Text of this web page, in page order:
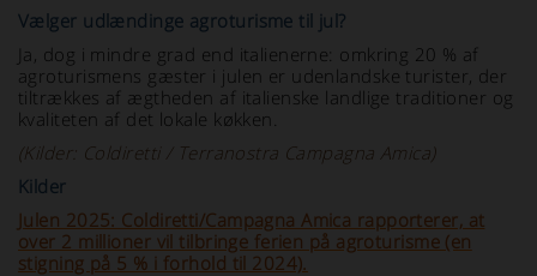
Vælger udlændinge agroturisme til jul?
Ja, dog i mindre grad end italienerne: omkring 20 % af
agroturismens gæster i julen er udenlandske turister, der
tiltrækkes af ægtheden af italienske landlige traditioner og
kvaliteten af det lokale køkken.
(Kilder: Coldiretti / Terranostra Campagna Amica)
Kilder
Julen 2025: Coldiretti/Campagna Amica rapporterer, at
over 2 millioner vil tilbringe ferien på agroturisme (en
stigning på 5 % i forhold til 2024).